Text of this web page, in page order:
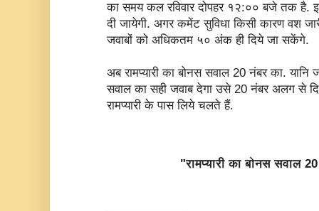
का समय कल रविवार दोपहर १२:०० बजे तक है.
दी जायेगी. अगर कमेंट सुविधा किसी कारण वश
जवाबों को अधिकतम ५० अंक ही दिये जा सकेंगे.
अब रामप्यारी का बोनस सवाल 20 नंबर का. यानि
सवाल का सही जवाब देगा उसे 20 नंबर अलग से
रामप्यारी के पास लिये चलते हैं.
"रामप्यारी का बोनस सवाल